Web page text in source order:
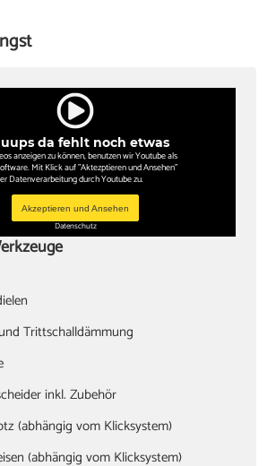
da fehlt noch etwas
anzeigen zu können, benutzen wir Youtube als
Mit Klick auf "Aktezptieren und Ansehen"
Datenverarbeitung durch Youtube zu.
Akzeptieren und Ansehen
Datenschutz
Trittschalldämmung
inkl. Zubehör
(abhängig vom Klicksystem)
(abhängig vom Klicksystem)